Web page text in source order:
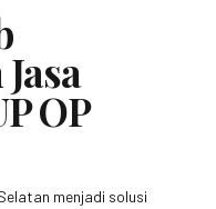
OP
menjadi solusi